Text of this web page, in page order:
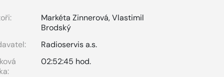
Markéta Zinnerová,Vlastimil
Brodský
Radioservis a.s.
02:52:45 hod.